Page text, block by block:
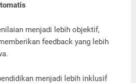
menjadi lebih objektif,
feedback yang lebih
menjadi lebih inklusif